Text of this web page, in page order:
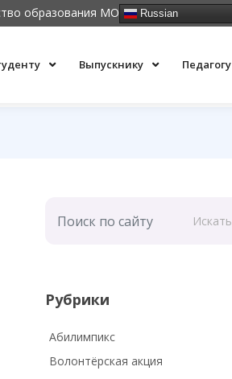
образования МО Russian
Выпускнику Педагогу
Искать
Рубрики
Абилимпикс
Волонтёрская акция